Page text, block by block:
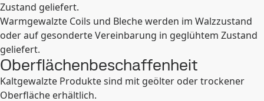
Zustand geliefert.
Warmgewalzte Coils und Bleche werden im Walzzustand
oder auf gesonderte Vereinbarung in geglühtem Zustand
geliefert.
Oberflächenbeschaffenheit
Kaltgewalzte Produkte sind mit geölter oder trockener
Oberfläche erhältlich.